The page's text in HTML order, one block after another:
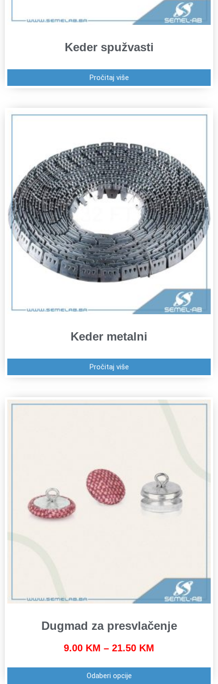
Keder spužvasti
Pročitaj više
Keder metalni
Pročitaj više
Dugmad za presvlačenje
9.00 KM – 21.50 KM
Odaberi opcije